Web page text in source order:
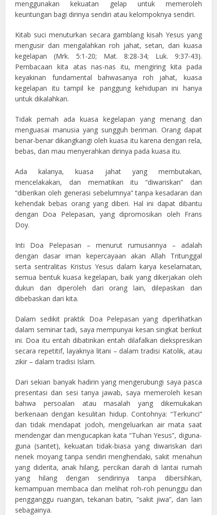
menggunakan kekuatan gelap untuk memeroleh
keuntungan bagi dirinya sendiri atau kelompoknya sendiri.
Kitab suci menuturkan secara gamblang kisah Yesus yang
mengusir dan mengalahkan roh jahat, setan, dan kuasa
kegelapan (Mrk. 5:1-20; Mat. 8:28-34; Luk. 9:37-43).
Pembacaan kita atas nas-nas itu, mengiring kita pada
keyakinan fundamental bahwasanya roh jahat, kuasa
kegelapan itu tampil ke panggung kehidupan ini hanya
untuk dikalahkan.
Tidak pernah ada kuasa kegelapan yang menang dan
menguasai manusia yang sungguh beriman. Orang dapat
benar-benar dikangkangi oleh kuasa itu karena dengan rela,
bebas, dan mau menyerahkan dirinya pada kuasa itu.
Ada kalanya, kuasa jahat yang membutakan,
mencelakakan, dan mematikan itu “diwariskan” dan
“diberikan oleh generasi sebelumnya” tanpa kesadaran dan
kehendak bebas orang yang diberi. Hal ini dapat dibantu
dengan Doa Pelepasan, yang dipromosikan oleh Frans
Doy.
Inti Doa Pelepasan – menurut rumusannya – adalah
dengan dasar iman kepercayaan akan Allah Tritunggal
serta sentralitas Kristus Yesus dalam karya keselamatan,
semua bentuk kuasa kegelapan, baik yang dikerjakan oleh
dukun dan diperoleh dari orang lain, dilepaskan dan
dibebaskan dari kita.
Dalam sedikit praktik Doa Pelepasan yang diperlihatkan
dalam seminar tadi, saya mempunyai kesan singkat berikut
ini. Doa itu entah dibatinkan entah dilafalkan diekspresikan
secara repetitif, layaknya litani – dalam tradisi Katolik, atau
zikir – dalam tradisi Islam.
Dari sekian banyak hadirin yang mengerubungi saya pasca
presentasi dan sesi tanya jawab, saya memeroleh kesan
bahwa persoalan atau masalah yang dikemukakan
berkenaan dengan kesulitan hidup. Contohnya: “Terkunci”
dan tidak mendapat jodoh, mengeluarkan air mata saat
mendengar dan mengucapkan kata “Tuhan Yesus”, diguna-
guna (santet), kekuatan tidak-biasa yang diwariskan dari
nenek moyang tanpa sendiri menghendaki, sakit menahun
yang diderita, anak hilang, percikan darah di lantai rumah
yang hilang dengan sendirinya tanpa dibersihkan,
kemampuan membaca dan melihat roh-roh penunggu dan
pengganggu ruangan, tekanan batin, “sakit jiwa”, dan lain
sebagainya.